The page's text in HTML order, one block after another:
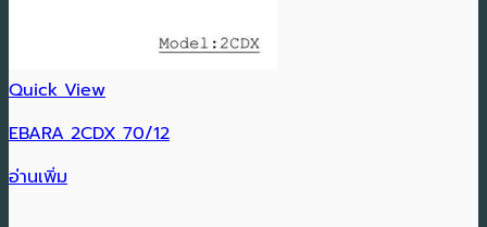
Quick View
EBARA 2CDX 70/12
อ่านเพิ่ม